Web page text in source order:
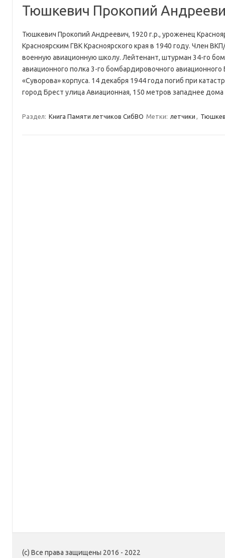
Тюшкевич Прокопий
Тюшкевич Прокопий Андреевич, 1920 г.р., уроженец
Красноярским ГВК Красноярского края в 1940 году. Член
военную авиационную школу. Лейтенант, штурман 34-го
авиационного полка 3-го бомбардировочного авиационного
«Суворова» корпуса. 14 декабря 1944 года погиб при
город Брест улица Авиационная, 150 метров западнее
Раздел: Книга Памяти летчиков СибВО Метки: летчики ,
(c) Все права защищены 2016 - 2022